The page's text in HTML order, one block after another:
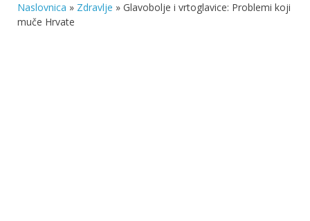
Naslovnica » Zdravlje » Glavobolje i vrtoglavice: Problemi koji
muče Hrvate